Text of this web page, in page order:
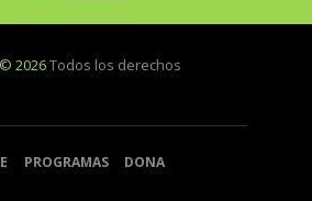
2026Todos los derechos
PROGRAMAS DONA